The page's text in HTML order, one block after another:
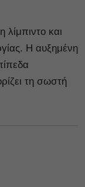
λίμπιντο και
Η αυξημένη
τη σωστή